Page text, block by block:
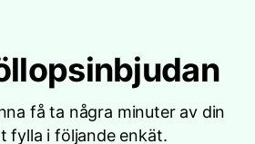
få ta några minuter av din
fylla i följande enkät.